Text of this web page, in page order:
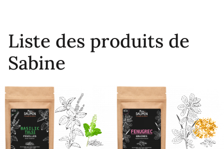
Liste des produits de
Sabine